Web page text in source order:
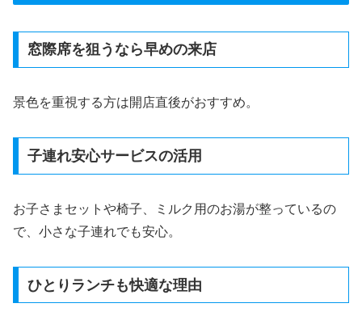
窓際席を狙うなら早めの来店
景色を重視する方は開店直後がおすすめ。
子連れ安心サービスの活用
お子さまセットや椅子、ミルク用のお湯が整っているの
で、小さな子連れでも安心。
ひとりランチも快適な理由